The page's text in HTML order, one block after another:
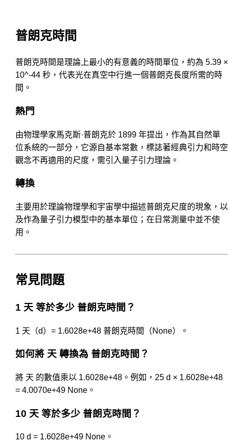
普朗克時間
普朗克時間是理論上最小的有意義的時間單位，約為 5.39 ×
10^-44 秒，代表光在真空中行進一個普朗克長度所需的時
間。
熱門
由物理學家馬克斯·普朗克於 1899 年提出，作為其自然單
位系統的一部分，它源自基本常數，標誌著經典引力和時空
觀念不再適用的尺度，需引入量子引力理論。
轉換
主要用於理論物理學和宇宙學中描述普朗克尺度的現象，以
及作為量子引力模型中的基本單位；在日常測量中並不使
用。
常見問題
1 天 等於多少 普朗克時間？
1 天（d）= 1.6028e+48 普朗克時間（None）。
如何將 天 轉換為 普朗克時間？
將 天 的數值乘以 1.6028e+48。例如，25 d × 1.6028e+48
= 4.0070e+49 None。
10 天 等於多少 普朗克時間？
10 d = 1.6028e+49 None。